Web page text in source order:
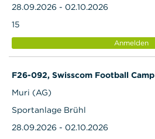
28.09.2026 - 02.10.2026
15
Anmelden
F26-092, Swisscom Football Camp
Muri (AG)
Sportanlage Brühl
28.09.2026 - 02.10.2026